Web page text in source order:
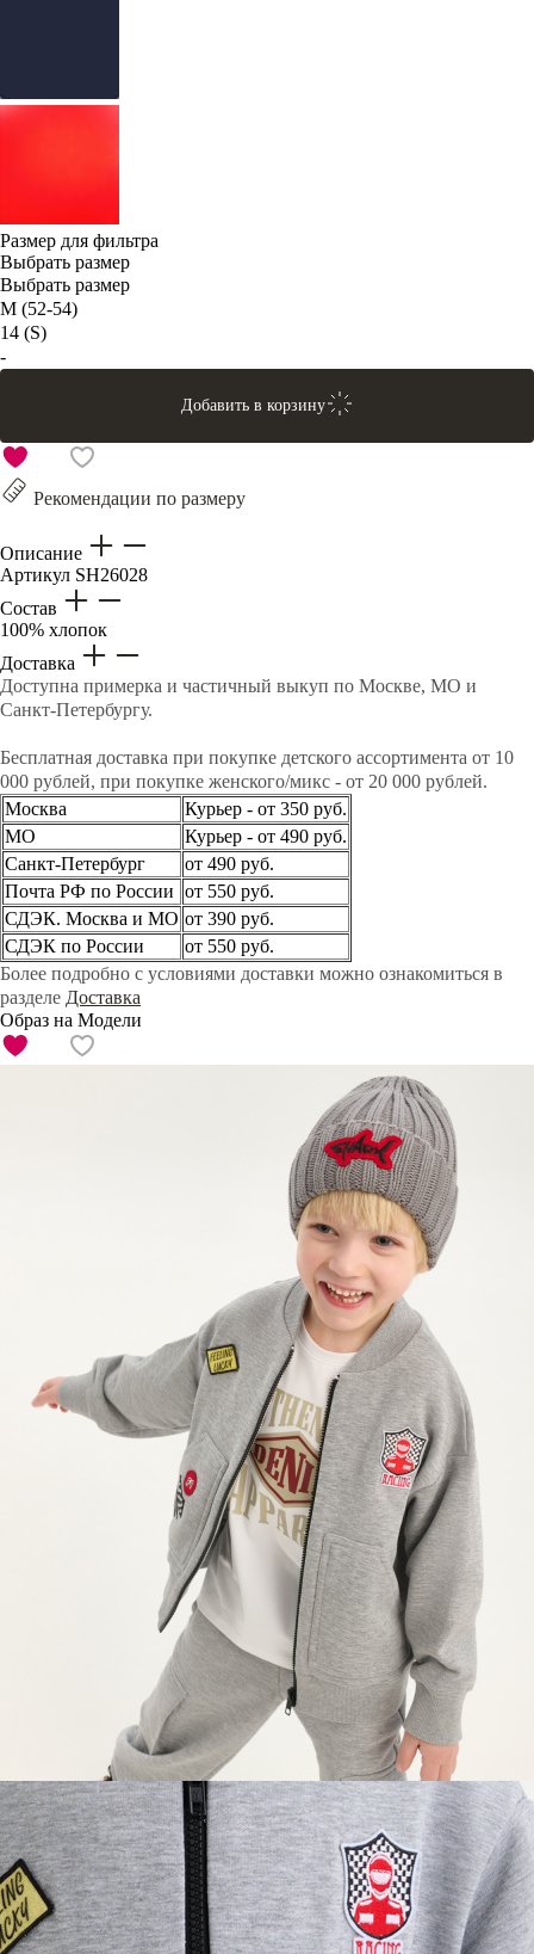
Размер для фильтра
Выбрать размер
Выбрать размер
M (52-54)
14 (S)
-
Добавить в корзину
Рекомендации по размеру
Описание
Артикул SH26028
Состав
100% хлопок
Доставка
Доступна примерка и частичный выкуп по Москве, МО и
Санкт-Петербургу.
Бесплатная доставка при покупке детского ассортимента от 10
000 рублей, при покупке женского/микс - от 20 000 рублей.
Москва
Курьер - от 350 руб.
МО
Курьер - от 490 руб.
Санкт-Петербург
от 490 руб.
Почта РФ по России от 550 руб.
СДЭК. Москва и МО от 390 руб.
СДЭК по России
от 550 руб.
Более подробно с условиями доставки можно ознакомиться в
разделе Доставка
Образ на Модели